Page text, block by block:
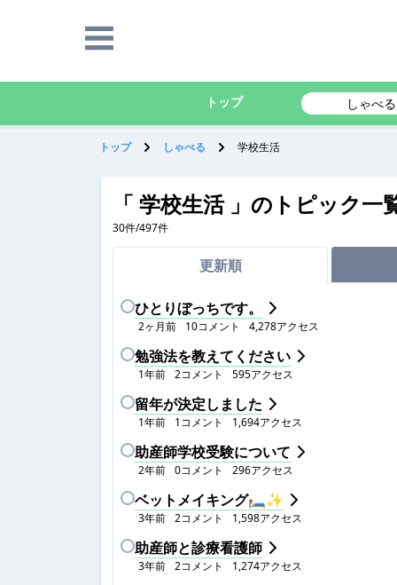
トップ しゃべる
トップ しゃべる 学校生活
「 学校生活 」のトピック一
30件/497件
更新順
ひとりぼっちです。
2ヶ月前 10コメント 4,278アクセス
勉強法を教えてください
1年前 2コメント 595アクセス
留年が決定しました
1年前 1コメント 1,694アクセス
助産師学校受験について
2年前 0コメント 296アクセス
ベットメイキング🛏✨
3年前 2コメント 1,598アクセス
助産師と診療看護師
3年前 2コメント 1,274アクセス